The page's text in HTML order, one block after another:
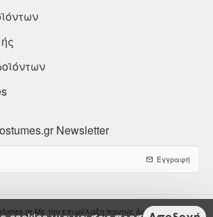
Newsletter
Εγγραφή
Με την επιφύλαξη παντώς δικαιώματος.